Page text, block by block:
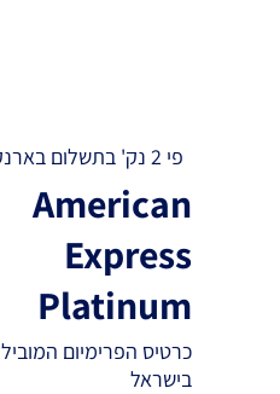
פי 2 נק' בתשלום בארנק דיגיטלי
American
Express
Platinum
כרטיס הפרימיום המוביל
בישראל